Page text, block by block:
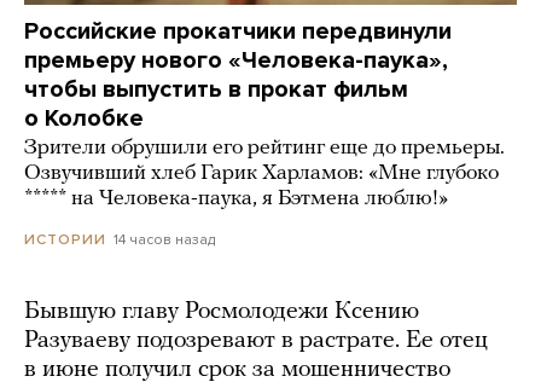
Российские прокатчики передвинули
премьеру нового «Человека-паука»,
чтобы выпустить в прокат фильм
о Колобке
Зрители обрушили его рейтинг еще до премьеры.
Озвучивший хлеб Гарик Харламов: «Мне глубоко
***** на Человека-паука, я Бэтмена люблю!»
ИСТОРИИ 14 часов назад
Бывшую главу Росмолодежи Ксению
Разуваеву подозревают в растрате. Ее отец
в июне получил срок за мошенничество